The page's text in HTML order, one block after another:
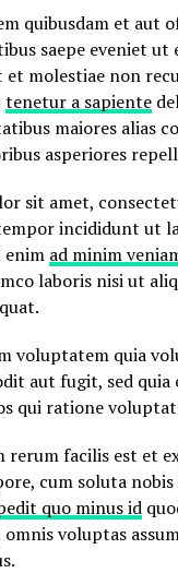
quibusdam et aut
saepe eveniet
molestiae non
tenetur a sapiente
maiores alias
asperiores
sit amet,
incididunt ut
enim ad minim
laboris nisi ut
voluptatem quia
aut fugit, sed quia
qui ratione
rerum facilis est et
cum soluta
quo minus id
voluptas